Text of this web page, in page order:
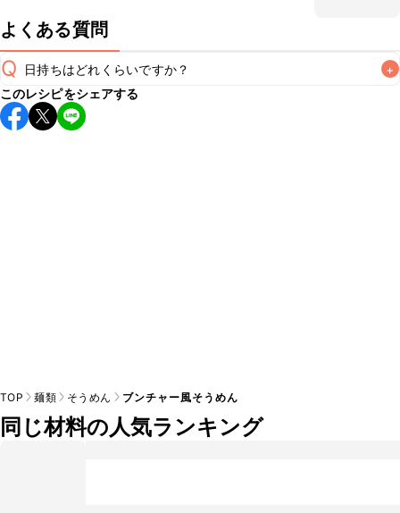
よくある質問
Q 日持ちはどれくらいですか？ +
こちらのレシピは出来たてをお召し上がりいただくことをお
すすめします。
このレシピをシェアする
TOP 麺類 そうめん ブンチャー風そうめん
同じ材料の人気ランキング